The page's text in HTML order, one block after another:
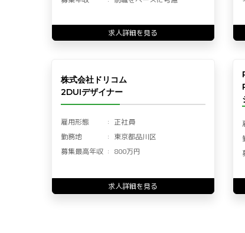
求人詳細を見る
株式会社ドリコム
2DUIデザイナー
雇用形態
正社員
勤務地
東京都品川区
募集最高年収
800万円
求人詳細を見る